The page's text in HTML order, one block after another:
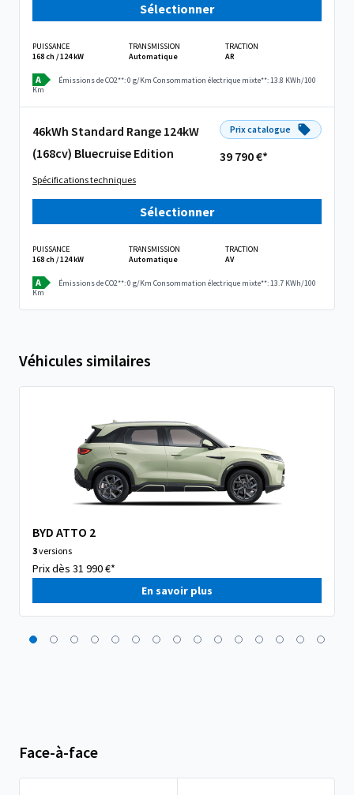
Sélectionner
PUISSANCE
168 ch / 124 kW
TRANSMISSION
Automatique
TRACTION
AR
A Émissions de CO2**: 0 g/Km Consommation électrique mixte**: 13.8 KWh/100
Km
46kWh Standard Range 124kW
(168cv) Bluecruise Edition
Spécifications techniques
Prix catalogue
39 790 €*
Sélectionner
PUISSANCE
168 ch / 124 kW
TRANSMISSION
Automatique
TRACTION
AV
A Émissions de CO2**: 0 g/Km Consommation électrique mixte**: 13.7 KWh/100
Km
Véhicules similaires
BYD ATTO 2
3versions
Prix dès 31 990 €*
En savoir plus
Face-à-face